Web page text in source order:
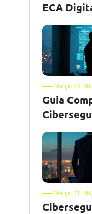
ECA
Março 13,
Guia
Março 11,